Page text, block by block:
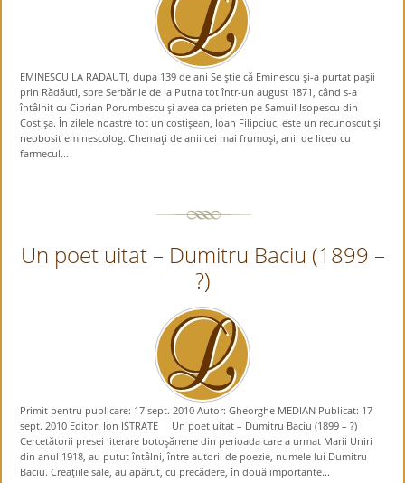
EMINESCU LA RADAUTI, dupa 139 de ani Se ştie că Eminescu şi-a purtat paşii
prin Rădăuti, spre Serbările de la Putna tot într-un august 1871, când s-a
întâlnit cu Ciprian Porumbescu şi avea ca prieten pe Samuil Isopescu din
Costişa. În zilele noastre tot un costişean, Ioan Filipciuc, este un recunoscut şi
neobosit eminescolog. Chemaţi de anii cei mai frumoşi, anii de liceu cu
farmecul...
Un poet uitat – Dumitru Baciu (1899 –
?)
Primit pentru publicare: 17 sept. 2010 Autor: Gheorghe MEDIAN Publicat: 17
sept. 2010 Editor: Ion ISTRATE Un poet uitat – Dumitru Baciu (1899 – ?)
Cercetătorii presei literare botoşănene din perioada care a urmat Marii Uniri
din anul 1918, au putut întâlni, între autorii de poezie, numele lui Dumitru
Baciu. Creaţiile sale, au apărut, cu precădere, în două importante...